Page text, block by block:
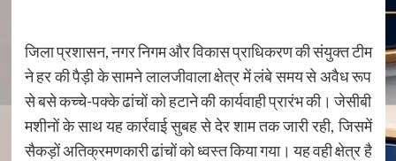
जिला प्रशासन, नगर निगम और विकास प्राधिकरण की संयुक्त टीम
ने हर की पैड़ी के सामने लालजीवाला क्षेत्र में लंबे समय से अवैध रूप
से बसे कच्चे-पक्के ढांचों को हटाने की कार्यवाही प्रारंभ की। जेसीबी
मशीनों के साथ यह कार्रवाई सुबह से देर शाम तक जारी रही, जिसमें
सैकड़ों अतिक्रमणकारी ढांचों को ध्वस्त किया गया। यह वही क्षेत्र है